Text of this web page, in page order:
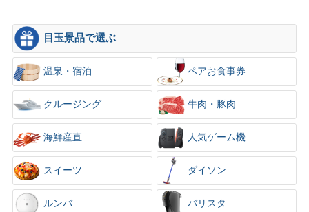
目玉景品で選ぶ
温泉・宿泊 ペアお食事券
クルージング 牛肉・豚肉
海鮮産直 人気ゲーム機
スイーツ ダイソン
ルンバ バリスタ